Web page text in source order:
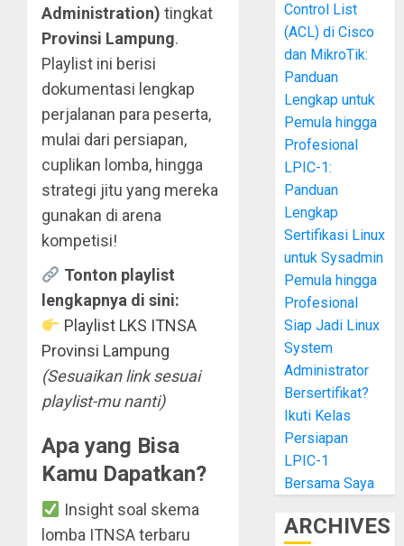
Administration) tingkat
Provinsi Lampung.
Playlist ini berisi
dokumentasi lengkap
perjalanan para peserta,
mulai dari persiapan,
cuplikan lomba, hingga
strategi jitu yang mereka
gunakan di arena
kompetisi!
Tonton playlist
lengkapnya di sini:
Playlist LKS ITNSA
Provinsi Lampung
(Sesuaikan link sesuai
playlist-mu nanti)
Apa yang Bisa
Kamu Dapatkan?
Insight soal skema
lomba ITNSA terbaru
Control List
(ACL) di Cisco
dan MikroTik:
Panduan
Lengkap untuk
Pemula hingga
Profesional
LPIC-1:
Panduan
Lengkap
Sertifikasi Linux
untuk Sysadmin
Pemula hingga
Profesional
Siap Jadi Linux
System
Administrator
Bersertifikat?
Ikuti Kelas
Persiapan
LPIC-1
Bersama Saya
ARCHIVES